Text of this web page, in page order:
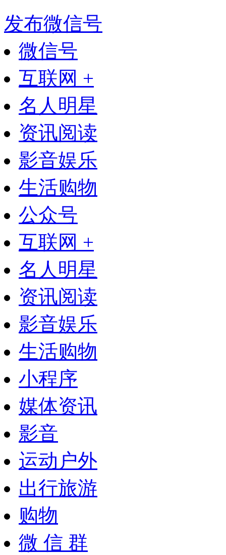
发布微信号
微信号
互联网 +
名人明星
资讯阅读
影音娱乐
生活购物
公众号
互联网 +
名人明星
资讯阅读
影音娱乐
生活购物
小程序
媒体资讯
影音
运动户外
出行旅游
购物
微 信 群